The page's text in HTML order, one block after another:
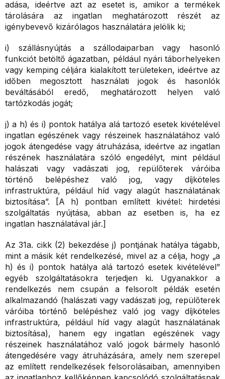
adása, ideértve azt az esetet is, amikor a termékek
tárolására az ingatlan meghatározott részét az
igénybevevő kizárólagos használatára jelölik ki;
i) szállásnyújtás a szállodaiparban vagy hasonló
funkciót betöltő ágazatban, például nyári táborhelyeken
vagy kemping céljára kialakított területeken, ideértve az
időben megosztott használati jogok és hasonlók
beváltásából eredő, meghatározott helyen való
tartózkodás jogát;
j) a h) és i) pontok hatálya alá tartozó esetek kivételével
ingatlan egészének vagy részeinek használatához való
jogok átengedése vagy átruházása, ideértve az ingatlan
részének használatára szóló engedélyt, mint például
halászati vagy vadászati jog, repülőterek váróiba
történő belépéshez való jog, vagy díjköteles
infrastruktúra, például híd vagy alagút használatának
biztosítása”. [A h) pontban említett kivétel: hirdetési
szolgáltatás nyújtása, abban az esetben is, ha ez
ingatlan használatával jár.]
Az 31a. cikk (2) bekezdése j) pontjának hatálya tágabb,
mint a másik két rendelkezésé, mivel az a célja, hogy „a
h) és i) pontok hatálya alá tartozó esetek kivételével”
egyéb szolgáltatásokra terjedjen ki. Ugyanakkor a
rendelkezés nem csupán a felsorolt példák esetén
alkalmazandó (halászati vagy vadászati jog, repülőterek
váróiba történő belépéshez való jog vagy díjköteles
infrastruktúra, például híd vagy alagút használatának
biztosítása), hanem egy ingatlan egészének vagy
részeinek használatához való jogok bármely hasonló
átengedésére vagy átruházására, amely nem szerepel
az említett rendelkezések felsorolásaiban, amennyiben